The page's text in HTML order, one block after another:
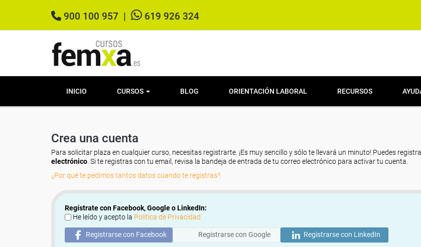
900 100 957 619 926 324
INICIO CURSOS BLOG ORIENTACIÓN LABORAL RECURSOS
Crea una cuenta
Para solicitar plaza en cualquier curso, necesitas registrarte. ¡Es muy sencillo y sólo te llevará un minuto! Puedes
electrónico . Si te registras con tu email, revisa la bandeja de entrada de tu correo electrónico para activar tu cuenta.
¿Por qué te pedimos tantos datos cuando te registras?
Regístrate con Facebook, Google o LinkedIn:
He leído y acepto la Política de Privacidad
Registrarse con Facebook Registrarse con Google Registrarse con LinkedIn